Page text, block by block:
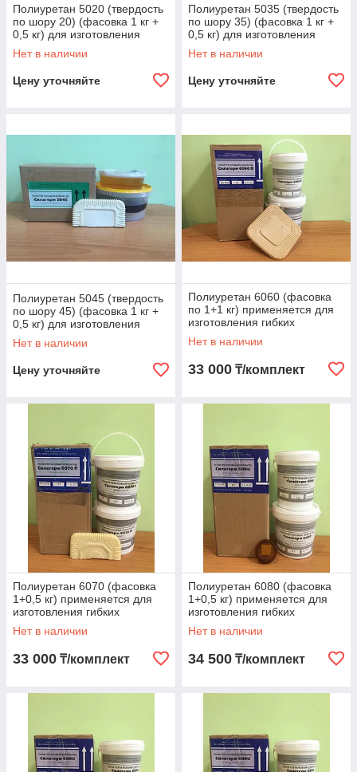
Полиуретан 5020 (твердость
по шору 20) (фасовка 1 кг +
0,5 кг) для изготовления
гибких литьевых форм
Алматы
Нет в наличии
Цену уточняйте
Полиуретан 5035 (твердость
по шору 35) (фасовка 1 кг +
0,5 кг) для изготовления
гибких литьевых форм
Алматы
Нет в наличии
Цену уточняйте
Полиуретан 5045 (твердость
по шору 45) (фасовка 1 кг +
0,5 кг) для изготовления
гибких литьевых форм
Алматы
Нет в наличии
Цену уточняйте
Полиуретан 6060 (фасовка
по 1+1 кг) применяется для
изготовления гибких
литьевых форм Алматы
Нет в наличии
33 000 ₸/комплект
Полиуретан 6070 (фасовка
1+0,5 кг) применяется для
изготовления гибких
литьевых форм Алматы
Нет в наличии
33 000 ₸/комплект
Полиуретан 6080 (фасовка
1+0,5 кг) применяется для
изготовления гибких
литьевых форм Алматы
Нет в наличии
34 500 ₸/комплект